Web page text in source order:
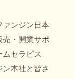
ンジン日本
・開業サポ
セラピス
ン本社と皆さ